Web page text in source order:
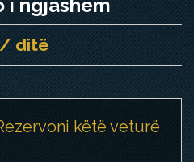
i ngjashëm
/ ditë
këtë veturë